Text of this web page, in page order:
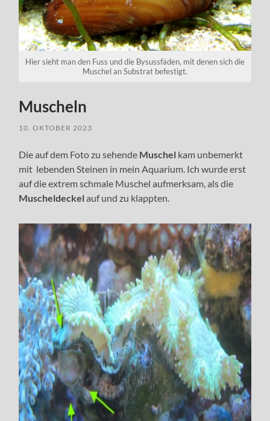
Hier sieht man den Fuss und die Bysussfäden, mit denen sich die
Muschel an Substrat befestigt.
Muscheln
10. OKTOBER 2023
Die auf dem Foto zu sehende Muschel kam unbemerkt
mit lebenden Steinen in mein Aquarium. Ich wurde erst
auf die extrem schmale Muschel aufmerksam, als die
Muscheldeckelauf und zu klappten.